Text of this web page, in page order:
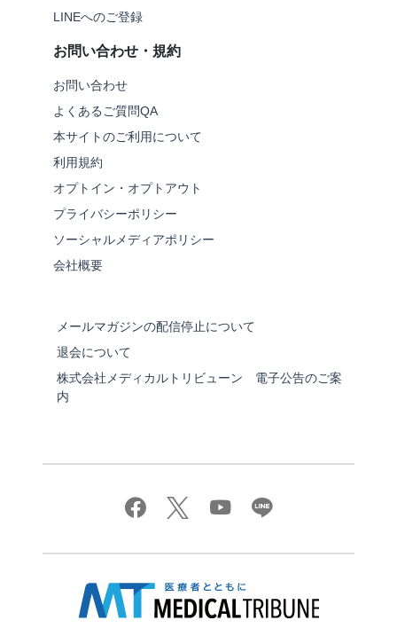
LINEへのご登録
お問い合わせ・規約
お問い合わせ
よくあるご質問QA
本サイトのご利用について
利用規約
オプトイン・オプトアウト
プライバシーポリシー
ソーシャルメディアポリシー
会社概要
メールマガジンの配信停止について
退会について
株式会社メディカルトリビューン 電子公告のご案
内